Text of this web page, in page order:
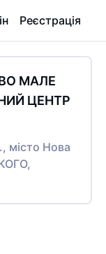
Реєстрація
МАЛЕ
ЦЕНТР
місто Нова